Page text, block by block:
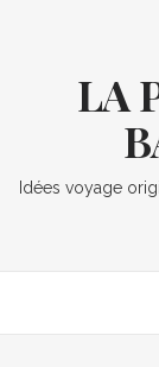
LA
Idées voyage